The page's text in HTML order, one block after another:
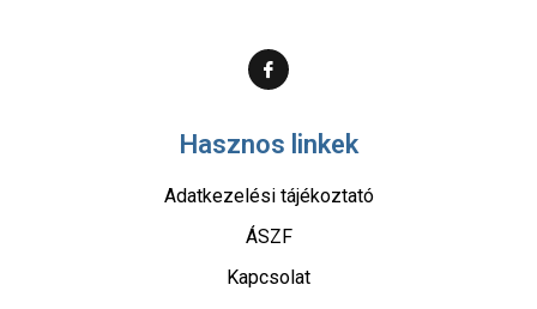
Hasznos linkek
Adatkezelési tájékoztató
ÁSZF
Kapcsolat